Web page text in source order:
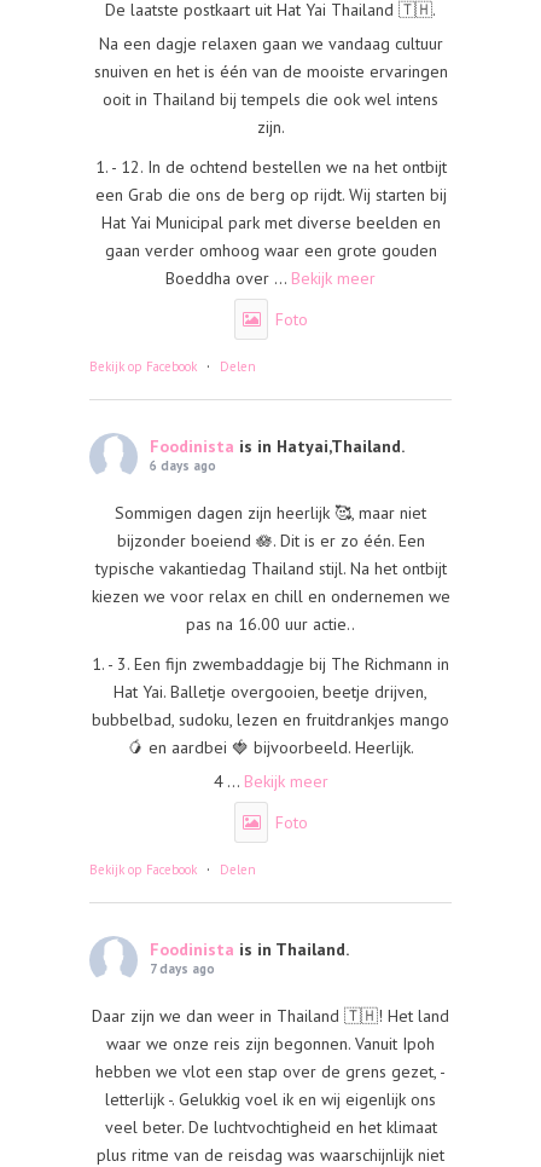
De laatste postkaart uit Hat Yai Thailand 🇹🇭.
Na een dagje relaxen gaan we vandaag cultuur
snuiven en het is één van de mooiste ervaringen
ooit in Thailand bij tempels die ook wel intens
zijn.
1. - 12. In de ochtend bestellen we na het ontbijt
een Grab die ons de berg op rijdt. Wij starten bij
Hat Yai Municipal park met diverse beelden en
gaan verder omhoog waar een grote gouden
Boeddha over ... Bekijk meer
Foto
Bekijk op Facebook · Delen
Foodinista is in Hatyai,Thailand.
6 days ago
Sommigen dagen zijn heerlijk 🥰, maar niet
bijzonder boeiend 🪷. Dit is er zo één. Een
typische vakantiedag Thailand stijl. Na het ontbijt
kiezen we voor relax en chill en ondernemen we
pas na 16.00 uur actie..
1. - 3. Een fijn zwembaddagje bij The Richmann in
Hat Yai. Balletje overgooien, beetje drijven,
bubbelbad, sudoku, lezen en fruitdrankjes mango
🥭 en aardbei 🍓 bijvoorbeeld. Heerlijk.
4 ... Bekijk meer
Foto
Bekijk op Facebook · Delen
Foodinista is in Thailand.
7 days ago
Daar zijn we dan weer in Thailand 🇹🇭! Het land
waar we onze reis zijn begonnen. Vanuit Ipoh
hebben we vlot een stap over de grens gezet, -
letterlijk -. Gelukkig voel ik en wij eigenlijk ons
veel beter. De luchtvochtigheid en het klimaat
plus ritme van de reisdag was waarschijnlijk niet